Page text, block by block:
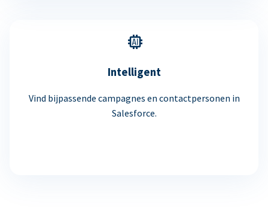
Intelligent
Vind bijpassende campagnes en contactpersonen in
Salesforce.